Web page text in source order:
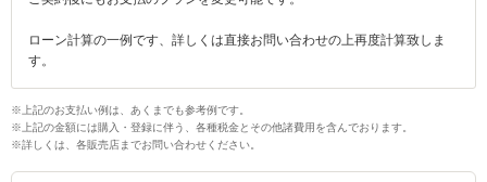
ローン計算の一例です、詳しくは直接お問い合わせの上再度計算致しま
す。
※上記のお支払い例は、あくまでも参考例です。
※上記の金額には購入・登録に伴う、各種税金とその他諸費用を含んでおります。
※詳しくは、各販売店までお問い合わせください。